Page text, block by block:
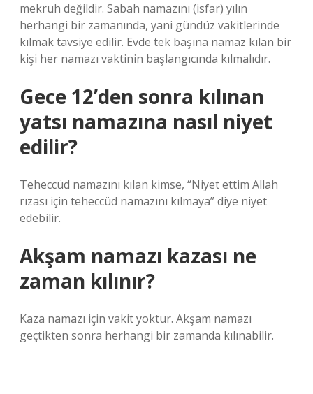
mekruh değildir. Sabah namazını (isfar) yılın
herhangi bir zamanında, yani gündüz vakitlerinde
kılmak tavsiye edilir. Evde tek başına namaz kılan bir
kişi her namazı vaktinin başlangıcında kılmalıdır.
Gece 12’den sonra kılınan
yatsı namazına nasıl niyet
edilir?
Teheccüd namazını kılan kimse, “Niyet ettim Allah
rızası için teheccüd namazını kılmaya” diye niyet
edebilir.
Akşam namazı kazası ne
zaman kılınır?
Kaza namazı için vakit yoktur. Akşam namazı
geçtikten sonra herhangi bir zamanda kılınabilir.